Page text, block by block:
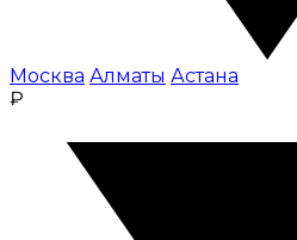
Москва Алматы Астана
₽